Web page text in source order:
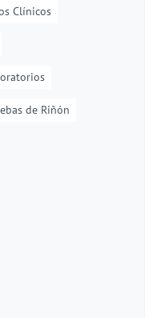
Clínicos
de Riñón